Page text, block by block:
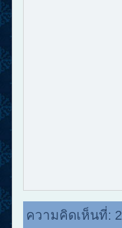
ความคิดเห็นที่: 2